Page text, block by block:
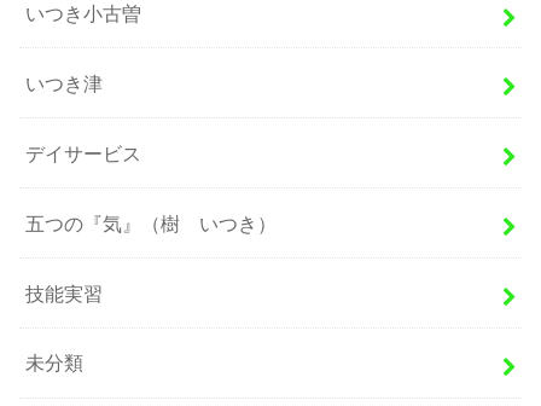
いつき小古曽
いつき津
デイサービス
五つの『気』（樹 いつき）
技能実習
未分類